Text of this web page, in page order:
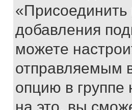
добавления
можете
отправляемым
опцию в